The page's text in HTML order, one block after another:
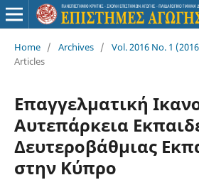
Home / Archives / Vol. 2016 No. 1
Articles
Επαγγελματική
Αυτεπάρκεια
Δευτεροβάθμιας
στην Κύπρο